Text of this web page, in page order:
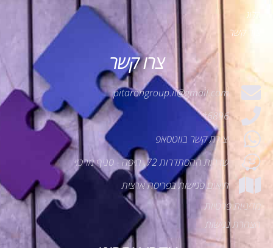
בלוג
צור קשר
צרו קשר
pitarongroup.il@gmail.com
6896*
יצירת קשר בווטסאפ
שדרות ההסתדרות 72, חיפה - סניף מרכזי
תיאום פגישות בפריסה ארצית
מדיניות פרטיות
הצהרת נגישות